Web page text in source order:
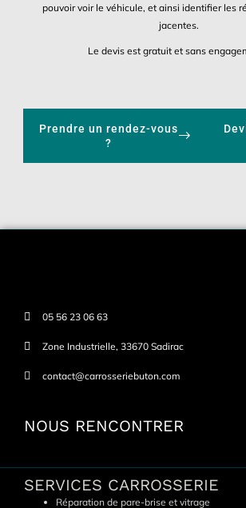
pouvoir voir le véhicule, et ainsi identifier les
jacentes.
Le devis est gratuit et sans
Prendre un rendez-vous
?
05 56 23 06 63
Zone Industrielle, 33670 Sadirac
contact@carrosseriebuton.com
NOUS RENCONTRER
SERVICES CARROSSERIE
Réparation de pare-brise et vitrage